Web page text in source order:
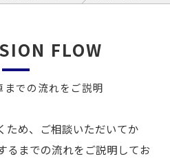
までの流れをご説明
FLOW
ため、ご相談いただいてか
るまでの流れをご説明してお